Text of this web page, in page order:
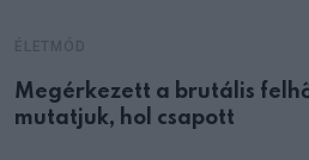
Megérkezett a brutális
mutatjuk, hol csapott